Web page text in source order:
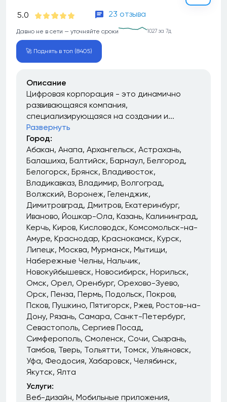
5.0 23 отзыва
Давно не в сети — уточняйте сроки 1027 за 7д
🚀 Поднять в топ (8405)
Описание
Цифровая корпорация - это динамично
развивающаяся компания,
специализирующаяся на создании и...
Развернуть
Город:
Абакан Анапа Архангельск Астрахань
Балашиха Балтийск Барнаул Белгород
Белогорск Брянск Владивосток
Владикавказ Владимир Волгоград
Волжский Воронеж Геленджик
Димитровград Дмитров Екатеринбург
Иваново Йошкар-Ола Казань Калининград
Керчь Киров Кисловодск Комсомольск-на-
Амуре Краснодар Краснокамск Курск
Липецк Москва Мурманск Мытищи
Набережные Челны Нальчик
Новокуйбышевск Новосибирск Норильск
Омск Орел Оренбург Орехово-Зуево
Орск Пенза Пермь Подольск Покров
Псков Пушкино Пятигорск Ржев Ростов-на-
Дону Рязань Самара Санкт-Петербург
Севастополь Сергиев Посад
Симферополь Смоленск Сочи Сызрань
Тамбов Тверь Тольятти Томск Ульяновск
Уфа Феодосия Хабаровск Челябинск
Якутск Ялта
Услуги:
Веб-дизайн Мобильные приложения